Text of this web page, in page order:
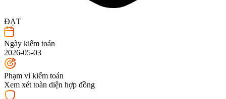
ĐẠT
Ngày kiểm toán
2026-05-03
Phạm vi kiểm toán
Xem xét toàn diện hợp đồng